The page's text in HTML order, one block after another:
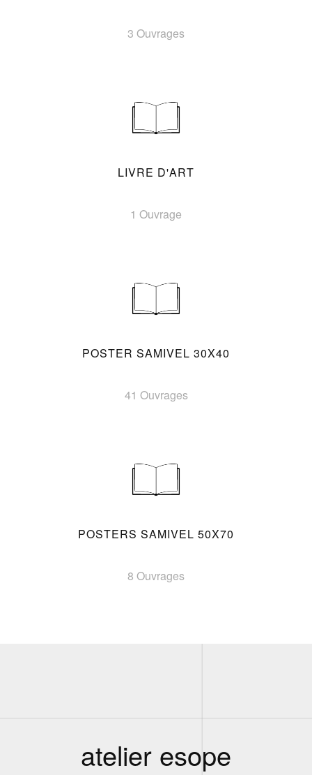
3 Ouvrages
LIVRE D'ART
1 Ouvrage
POSTER SAMIVEL 30X40
41 Ouvrages
POSTERS SAMIVEL 50X70
8 Ouvrages
atelier esope